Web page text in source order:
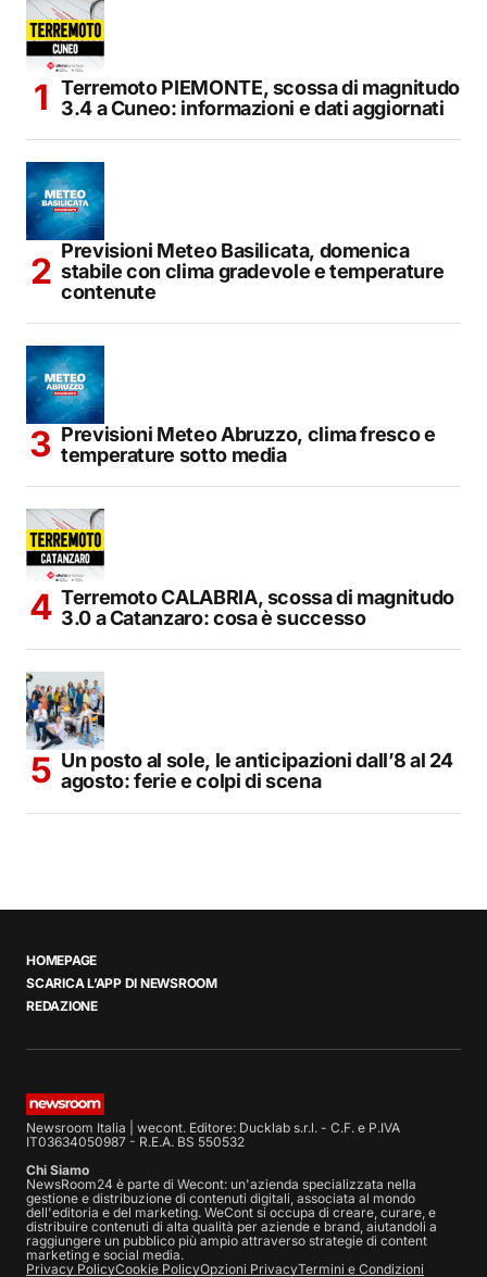
Terremoto PIEMONTE, scossa di magnitudo
3.4 a Cuneo: informazioni e dati aggiornati
Previsioni Meteo Basilicata, domenica
stabile con clima gradevole e temperature
contenute
Previsioni Meteo Abruzzo, clima fresco e
temperature sotto media
Terremoto CALABRIA, scossa di magnitudo
3.0 a Catanzaro: cosa è successo
Un posto al sole, le anticipazioni dall’8 al 24
agosto: ferie e colpi di scena
HOMEPAGE
SCARICA L’APP DI NEWSROOM
REDAZIONE
Newsroom Italia | wecont. Editore: Ducklab s.r.l. - C.F. e P.IVA
IT03634050987 - R.E.A. BS 550532
Chi Siamo
NewsRoom24 è parte di Wecont: un'azienda specializzata nella
gestione e distribuzione di contenuti digitali, associata al mondo
dell'editoria e del marketing. WeCont si occupa di creare, curare, e
distribuire contenuti di alta qualità per aziende e brand, aiutandoli a
raggiungere un pubblico più ampio attraverso strategie di content
marketing e social media.
Privacy PolicyCookie PolicyOpzioni PrivacyTermini e Condizioni